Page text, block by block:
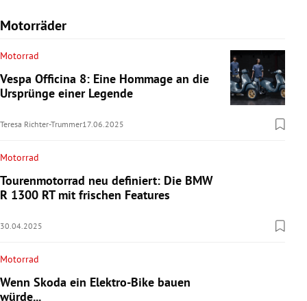
Motorräder
Motorrad
Vespa Officina 8: Eine Hommage an die
Ursprünge einer Legende
Teresa Richter-Trummer17.06.2025
Motorrad
Tourenmotorrad neu definiert: Die BMW
R 1300 RT mit frischen Features
30.04.2025
Motorrad
Wenn Skoda ein Elektro-Bike bauen
würde...